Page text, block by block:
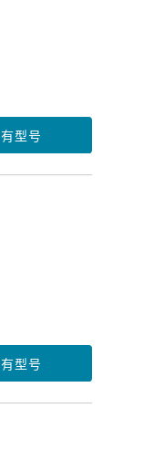
型号
型号